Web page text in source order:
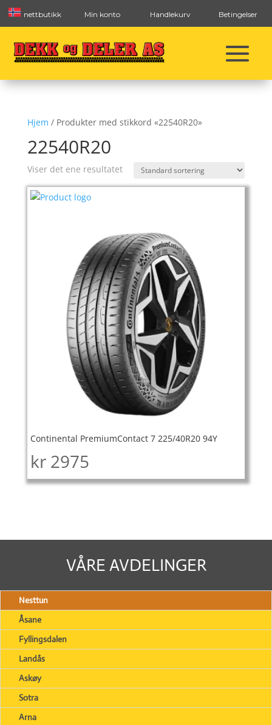
nettbutikk Min konto Handlekurv Betingelser
Hjem / Produkter med stikkord «22540R20»
22540R20
Viser det ene resultatet
Continental PremiumContact 7 225/40R20 94Y
kr 2975
VÅRE AVDELINGER
Nesttun
Åsane
Fyllingsdalen
Landås
Askøy
Sotra
Arna